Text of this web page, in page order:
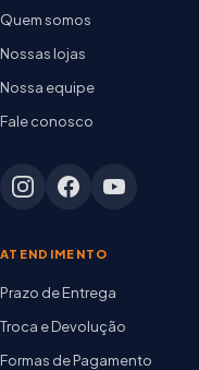
Quem somos
Nossas lojas
Nossa equipe
Fale conosco
ATENDIMENTO
Prazo de Entrega
Troca e Devolução
Formas de Pagamento